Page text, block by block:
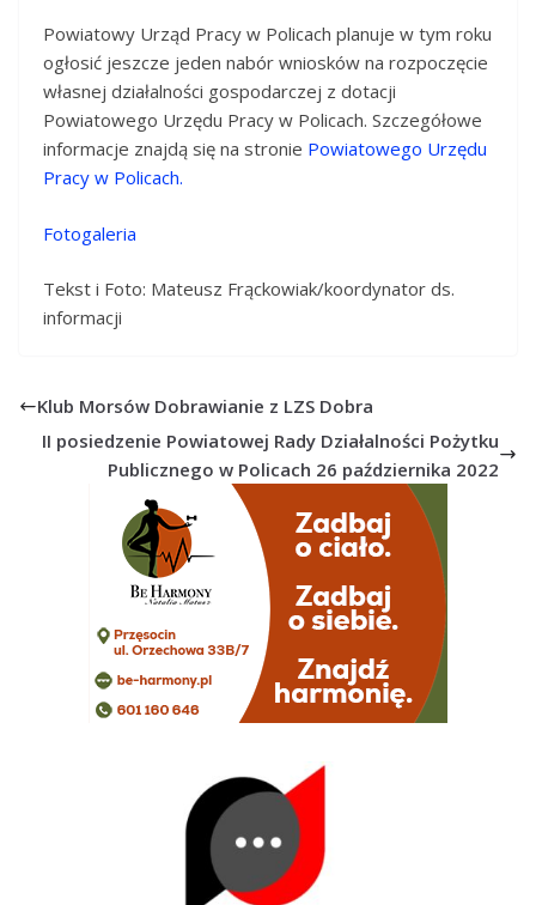
Powiatowy Urząd Pracy w Policach planuje w tym roku
ogłosić jeszcze jeden nabór wniosków na rozpoczęcie
własnej działalności gospodarczej z dotacji
Powiatowego Urzędu Pracy w Policach. Szczegółowe
informacje znajdą się na stronie Powiatowego Urzędu
Pracy w Policach.
Fotogaleria
Tekst i Foto: Mateusz Frąckowiak/koordynator ds.
informacji
Klub Morsów Dobrawianie z LZS Dobra
II posiedzenie Powiatowej Rady Działalności Pożytku
Publicznego w Policach 26 października 2022